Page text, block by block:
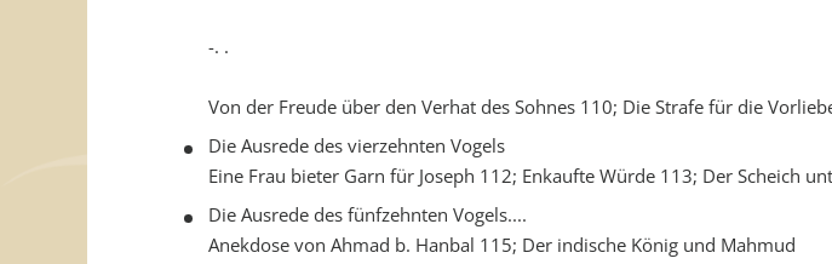
-. .
Von der Freude über den Verhat des Sohnes 110; Die Strafe für die
Die Ausrede des vierzehnten Vogels
Eine Frau bieter Garn für Joseph 112; Enkaufte Würde 113; Der Scheich
Die Ausrede des fünfzehnten Vogels....
Anekdose von Ahmad b. Hanbal 115; Der indische König und Mahmud